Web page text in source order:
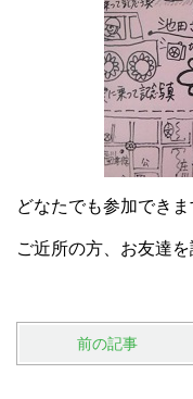
どなたでも参加できま
ご近所の方、お友達
前の記事